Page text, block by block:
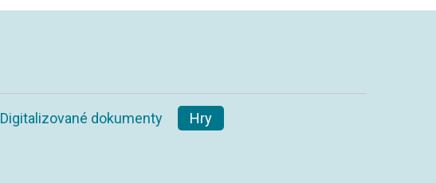
Digitalizované dokumenty Hry